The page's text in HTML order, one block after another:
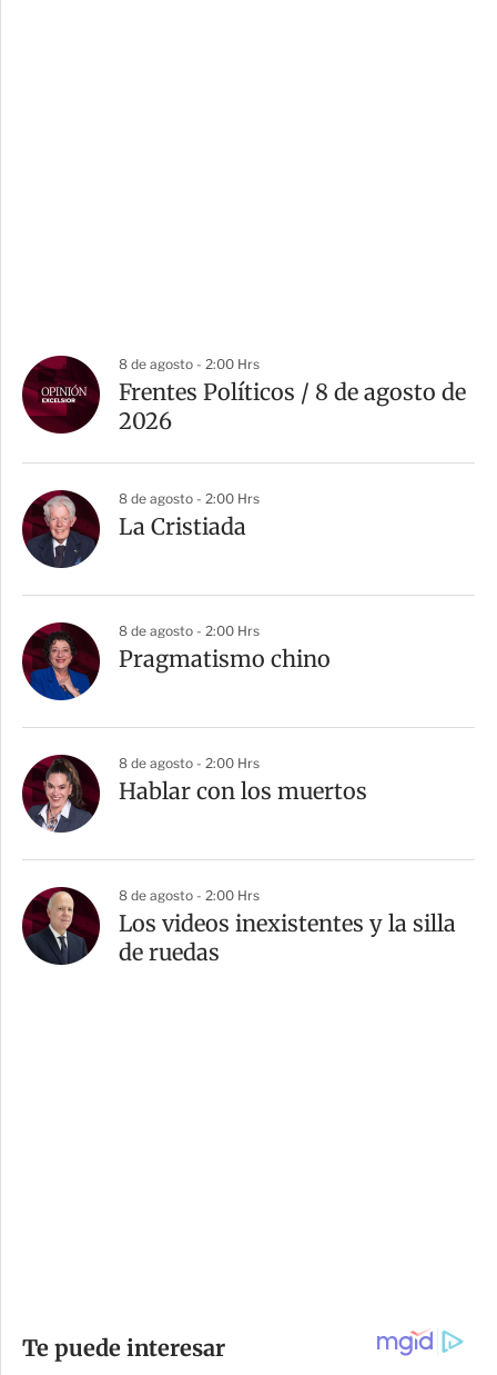
8 de agosto - 2:00 Hrs
Frentes Políticos / 8 de agosto de
2026
8 de agosto - 2:00 Hrs
La Cristiada
8 de agosto - 2:00 Hrs
Pragmatismo chino
8 de agosto - 2:00 Hrs
Hablar con los muertos
8 de agosto - 2:00 Hrs
Los videos inexistentes y la silla
de ruedas